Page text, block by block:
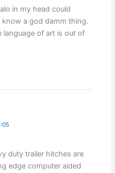
in my head could
a god damm thing.
of art is out of
duty trailer hitches are
edge computer aided